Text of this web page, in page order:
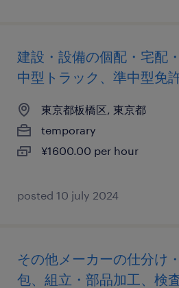
建設・設備の個配・宅配
中型トラック、準中型免
東京都板橋区, 東京都
temporary
¥1600.00 per hour
posted 10 july 2024
その他メーカーの仕分け
包、組立・部品加工、検